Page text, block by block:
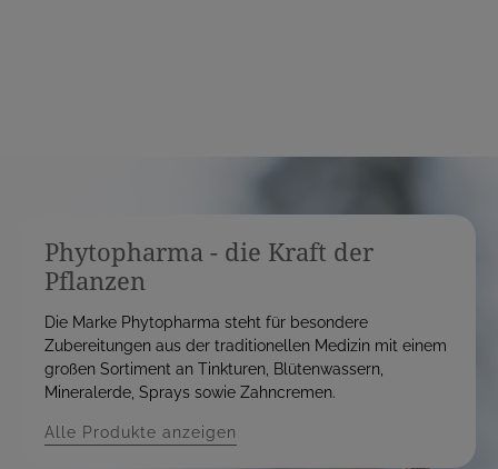
Phytopharma - die Kraft der
Pflanzen
Die Marke Phytopharma steht für besondere
Zubereitungen aus der traditionellen Medizin mit einem
großen Sortiment an Tinkturen, Blütenwassern,
Mineralerde, Sprays sowie Zahncremen.
Alle Produkte anzeigen